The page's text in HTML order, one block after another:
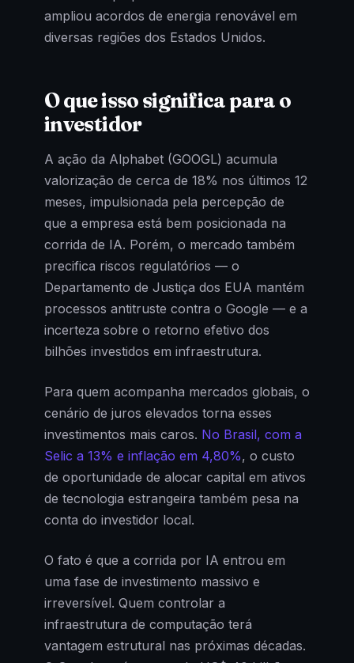
ampliou acordos de energia renovável em
diversas regiões dos Estados Unidos.
O que isso significa para o
investidor
A ação da Alphabet (GOOGL) acumula
valorização de cerca de 18% nos últimos 12
meses, impulsionada pela percepção de
que a empresa está bem posicionada na
corrida de IA. Porém, o mercado também
precifica riscos regulatórios — o
Departamento de Justiça dos EUA mantém
processos antitruste contra o Google — e a
incerteza sobre o retorno efetivo dos
bilhões investidos em infraestrutura.
Para quem acompanha mercados globais, o
cenário de juros elevados torna esses
investimentos mais caros. No Brasil, com a
Selic a 13% e inflação em 4,80%, o custo
de oportunidade de alocar capital em ativos
de tecnologia estrangeira também pesa na
conta do investidor local.
O fato é que a corrida por IA entrou em
uma fase de investimento massivo e
irreversível. Quem controlar a
infraestrutura de computação terá
vantagem estrutural nas próximas décadas.